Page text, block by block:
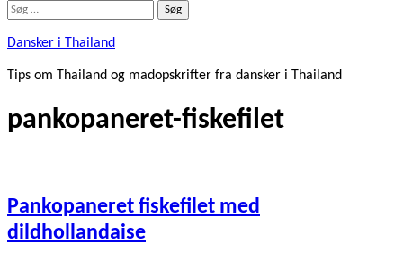
Søg
Dansker i Thailand
Tips om Thailand og madopskrifter fra dansker i Thailand
pankopaneret-fiskefilet
Pankopaneret fiskefilet med
dildhollandaise